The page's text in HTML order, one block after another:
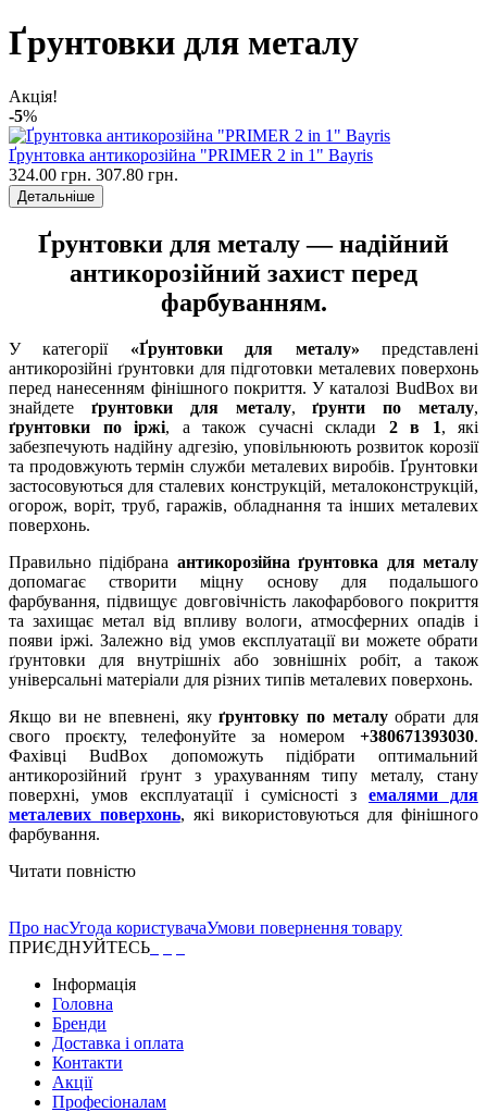
Ґрунтовки для металу
Акція!
-5%
Ґрунтовка антикорозійна "PRIMER 2 in 1" Bayris
324.00 грн. 307.80 грн.
Детальніше
Ґрунтовки для металу — надійний
антикорозійний захист перед
фарбуванням.
У категорії «Ґрунтовки для металу» представлені
антикорозійні ґрунтовки для підготовки металевих поверхонь
перед нанесенням фінішного покриття. У каталозі BudBox ви
знайдете ґрунтовки для металу,ґрунти по металу,
ґрунтовки по іржі, а також сучасні склади 2 в 1, які
забезпечують надійну адгезію, уповільнюють розвиток корозії
та продовжують термін служби металевих виробів. Ґрунтовки
застосовуються для сталевих конструкцій, металоконструкцій,
огорож, воріт, труб, гаражів, обладнання та інших металевих
поверхонь.
Правильно підібрана антикорозійна ґрунтовка для металу
допомагає створити міцну основу для подальшого
фарбування, підвищує довговічність лакофарбового покриття
та захищає метал від впливу вологи, атмосферних опадів і
появи іржі. Залежно від умов експлуатації ви можете обрати
ґрунтовки для внутрішніх або зовнішніх робіт, а також
універсальні матеріали для різних типів металевих поверхонь.
Якщо ви не впевнені, якуґрунтовку по металуобрати для
свого проєкту, телефонуйте за номером +380671393030.
Фахівці BudBox допоможуть підібрати оптимальний
антикорозійний ґрунт з урахуванням типу металу, стану
поверхні, умов експлуатації і сумісності з емалями для
металевих поверхонь, які використовуються для фінішного
фарбування.
Читати повністю
Про насУгода користувачаУмови повернення товару
ПРИЄДНУЙТЕСЬ
Інформація
Головна
Бренди
Доставка і оплата
Контакти
Акції
Професіоналам